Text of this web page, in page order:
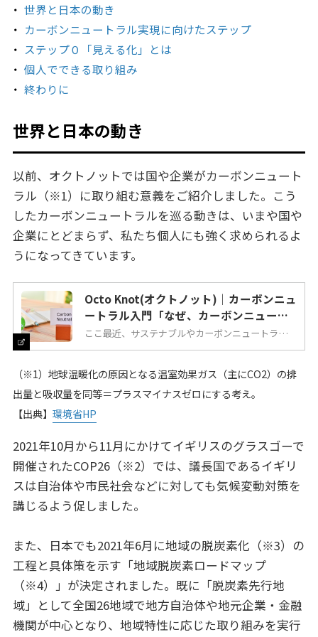
世界と日本の動き
カーボンニュートラル実現に向けたステップ
ステップ０「見える化」とは
個人でできる取り組み
終わりに
世界と日本の動き
以前、オクトノットでは国や企業がカーボンニュート
ラル（※1）に取り組む意義をご紹介しました。こう
したカーボンニュートラルを巡る動きは、いまや国や
企業にとどまらず、私たち個人にも強く求められるよ
うになってきています。
Octo Knot(オクトノット)｜カーボンニュ
ートラル入門「なぜ、カーボンニュート
ラル？」
ここ最近、サステナブルやカーボンニュートラル、
見聞きする機会が増えたように思いますが、皆さん
たコンビニやスーパーのレジ袋有料化などは身近な
ニュースであったかもしれませんが、「カーボンニ
ュートラル」と言われるとまだ少し遠く感じる方も
いらっしゃるのではないでしょうか。一方で、突如
大きくなりはじめたカーボンニュートラルの波に、
どう対処すればいいやらお困りのビジネスパーソン
もいらっしゃるのではと想像します。今回はそのよ
いうことで、「基本のき」を振り返りつつ、カーボ
ンニュートラル実現に向けた取り組み意義について
考えたいと思います。
（※1）地球温暖化の原因となる温室効果ガス（主にCO2）の排
出量と吸収量を同等＝プラスマイナスゼロにする考え。
【出典】 環境省HP
2021年10月から11月にかけてイギリスのグラスゴーで
開催されたCOP26（※2）では、議長国であるイギリ
スは自治体や市民社会などに対しても気候変動対策を
講じるよう促しました。
また、日本でも2021年6月に地域の脱炭素化（※3）の
工程と具体策を示す「地域脱炭素ロードマップ
（※4）」が決定されました。既に「脱炭素先行地
域」として全国26地域で地方自治体や地元企業・金融
機関が中心となり、地域特性に応じた取り組みを実行